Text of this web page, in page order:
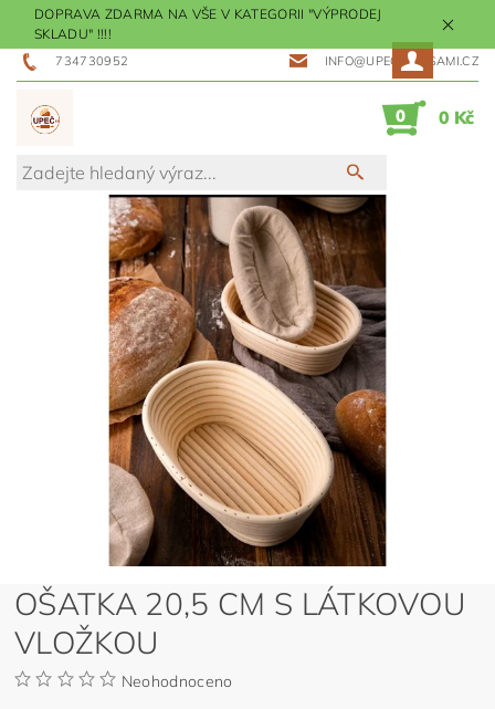
DOPRAVA ZDARMA NA VŠE V KATEGORII "VÝPRODEJ
SKLADU" !!!!
734730952 INFO@UPECMESISAMI.CZ
0 0 Kč
OŠATKA 20,5 CM S LÁTKOVOU
VLOŽKOU
Neohodnoceno